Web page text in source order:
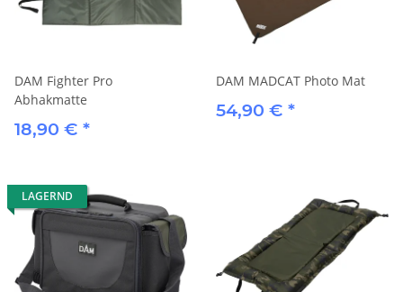
DAM Fighter Pro
Abhakmatte
18,90 € *
DAM MADCAT Photo Mat
54,90 € *
LAGERND